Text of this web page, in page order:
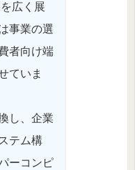
広く展
事業の選
者向け端
ていま
し、企業
テム構
ーコンピ